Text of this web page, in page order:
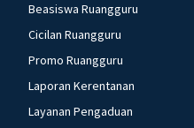
Beasiswa Ruangguru
Cicilan Ruangguru
Promo Ruangguru
Laporan Kerentanan
Layanan Pengaduan